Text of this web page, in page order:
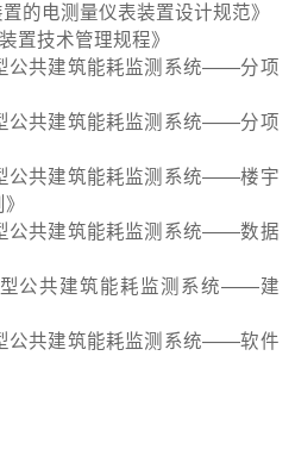
电测量仪表装置设计规范》
技术管理规程》
公共建筑能耗监测系统——分项
公共建筑能耗监测系统——分项
公共建筑能耗监测系统——楼宇
公共建筑能耗监测系统——数据
型公共建筑能耗监测系统——建
公共建筑能耗监测系统——软件